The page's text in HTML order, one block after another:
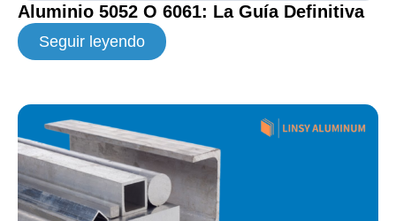
Aluminio 5052 O 6061: La Guía Definitiva
Seguir leyendo